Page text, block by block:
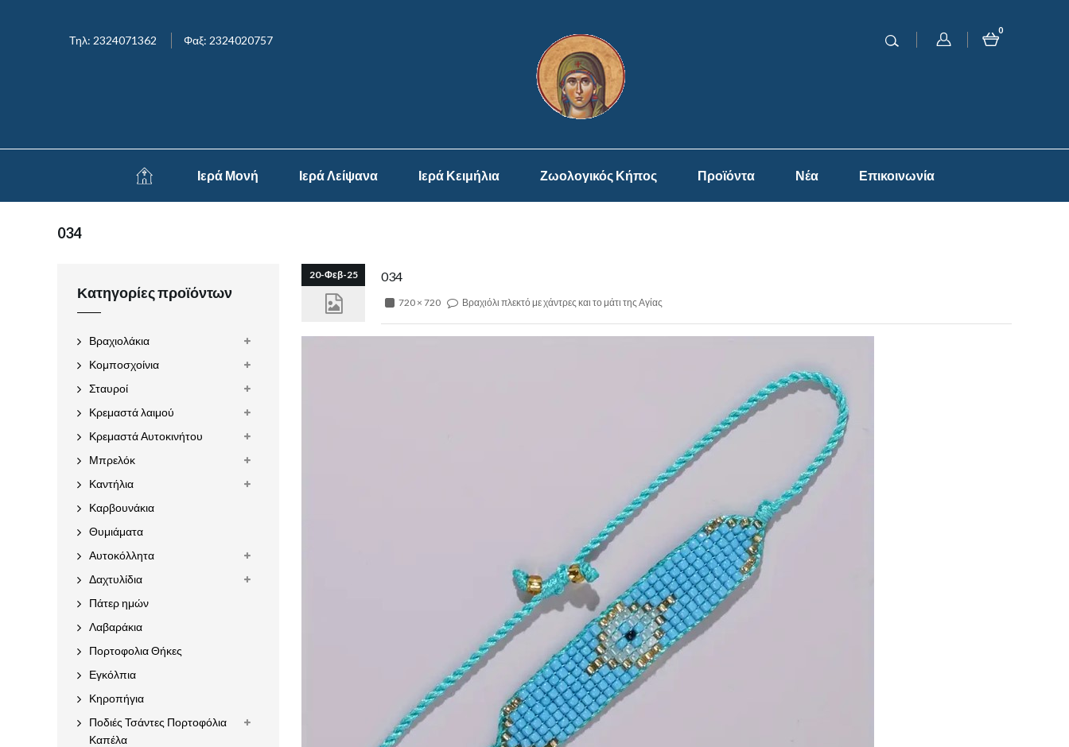
Τηλ: 2324071362 Φαξ: 2324020757
0
Ιερά Μονή Ιερά Λείψανα Ιερά Κειμήλια Ζωολογικός Κήπος Προϊόντα Νέα Επικοινωνία
034
20-Φεβ-25 034
720 × 720 Βραχιόλι πλεκτό με χάντρες και το μάτι της Αγίας
Κατηγορίες προϊόντων
Βραχιολάκια
Κομποσχοίνια
Σταυροί
Κρεμαστά λαιμού
Κρεμαστά Αυτοκινήτου
Μπρελόκ
Καντήλια
Καρβουνάκια
Θυμιάματα
Αυτοκόλλητα
Δαχτυλίδια
Πάτερ ημών
Λαβαράκια
Πορτοφολια Θήκες
Εγκόλπια
Κηροπήγια
Ποδιές Τσάντες Πορτοφόλια
Καπέλα